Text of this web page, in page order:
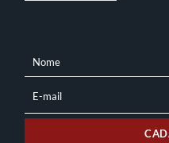
NOME
Nome
MAIL
E-mail